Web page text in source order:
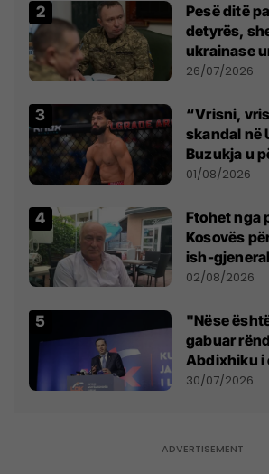
Pesë ditë
detyrës,
ukrainase
kontroll të
26/07/2026
“Vrisni,
skandal në
Buzukja u
anti-
01/08/2026
Ftohet nga
Kosovës
ish-
dikush e
02/08/2026
"Nëse
gabuar
Abdixhiku i
Përparim
30/07/2026